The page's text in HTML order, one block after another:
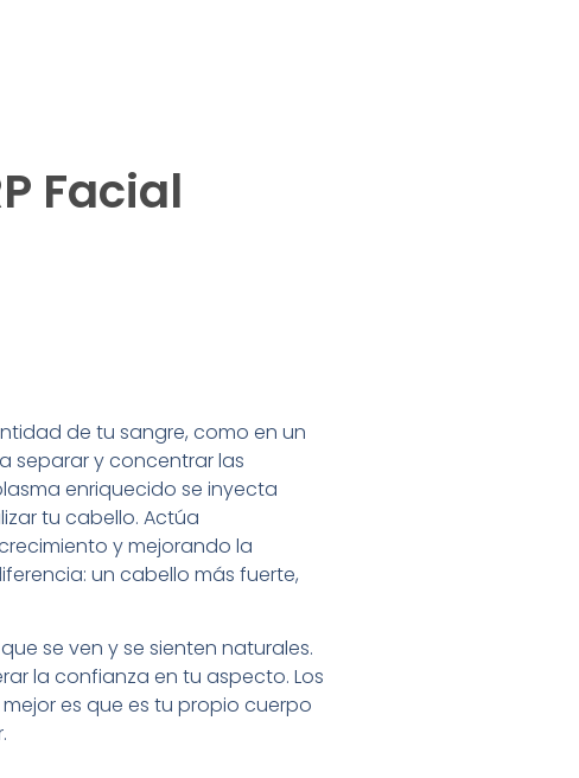
Facial
de tu sangre, como en un
separar y concentrar las
enriquecido se inyecta
tu cabello. Actúa
y mejorando la
un cabello más fuerte,
se ven y se sienten naturales.
la confianza en tu aspecto. Los
es que es tu propio cuerpo